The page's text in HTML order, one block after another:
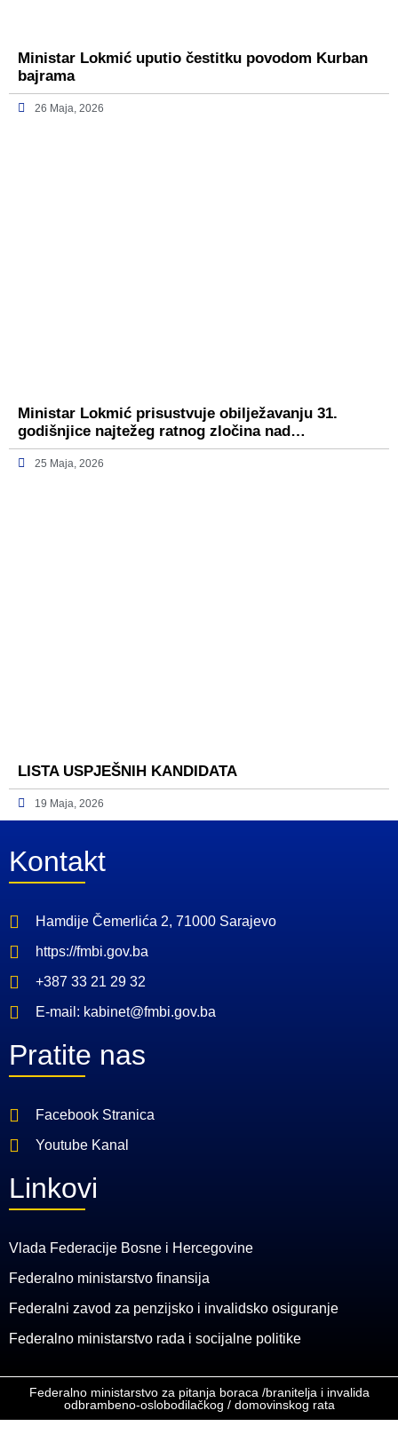
Ministar Lokmić uputio čestitku povodom Kurban
bajrama
26 Maja, 2026
Ministar Lokmić prisustvuje obilježavanju 31.
godišnjice najtežeg ratnog zločina nad…
25 Maja, 2026
LISTA USPJEŠNIH KANDIDATA
19 Maja, 2026
Kontakt
Hamdije Čemerlića 2, 71000 Sarajevo
https://fmbi.gov.ba
+387 33 21 29 32
E-mail: kabinet@fmbi.gov.ba
Pratite nas
Facebook Stranica
Youtube Kanal
Linkovi
Vlada Federacije Bosne i Hercegovine
Federalno ministarstvo finansija
Federalni zavod za penzijsko i invalidsko osiguranje
Federalno ministarstvo rada i socijalne politike
Federalno ministarstvo za pitanja boraca /branitelja i invalida
odbrambeno-oslobodilačkog / domovinskog rata